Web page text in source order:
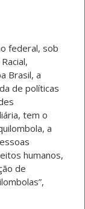
federal, sob
Brasil, a
de políticas
tem o
a
humanos,
de